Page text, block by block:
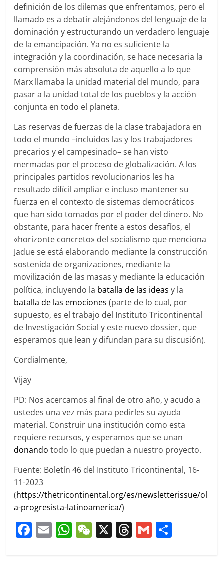
definición de los dilemas que enfrentamos, pero el
llamado es a debatir alejándonos del lenguaje de la
dominación y estructurando un verdadero lenguaje
de la emancipación. Ya no es suficiente la
integración y la coordinación, se hace necesaria la
comprensión más absoluta de aquello a lo que
Marx llamaba la unidad material del mundo, para
pasar a la unidad total de los pueblos y la acción
conjunta en todo el planeta.
Las reservas de fuerzas de la clase trabajadora en
todo el mundo –incluidos las y los trabajadores
precarios y el campesinado– se han visto
mermadas por el proceso de globalización. A los
principales partidos revolucionarios les ha
resultado difícil ampliar e incluso mantener su
fuerza en el contexto de sistemas democráticos
que han sido tomados por el poder del dinero. No
obstante, para hacer frente a estos desafíos, el
«horizonte concreto» del socialismo que menciona
Jadue se está elaborando mediante la construcción
sostenida de organizaciones, mediante la
movilización de las masas y mediante la educación
política, incluyendo la batalla de las ideas y la
batalla de las emociones (parte de lo cual, por
supuesto, es el trabajo del Instituto Tricontinental
de Investigación Social y este nuevo dossier, que
esperamos que lean y difundan para su discusión).
Cordialmente,
Vijay
PD: Nos acercamos al final de otro año, y acudo a
ustedes una vez más para pedirles su ayuda
material. Construir una institución como esta
requiere recursos, y esperamos que se unan
donando todo lo que puedan a nuestro proyecto.
Fuente: Boletín 46 del Instituto Tricontinental, 16-
11-2023
(https://thetricontinental.org/es/newsletterissue/ol
a-progresista-latinoamerica/)
F E W W X T G